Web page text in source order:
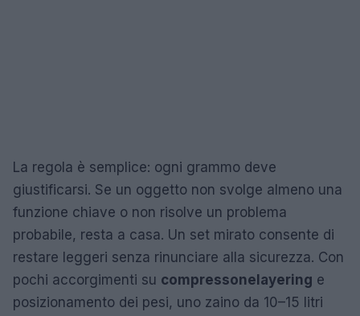
La regola è semplice: ogni grammo deve
giustificarsi. Se un oggetto non svolge almeno una
funzione chiave o non risolve un problema
probabile, resta a casa. Un set mirato consente di
restare leggeri senza rinunciare alla sicurezza. Con
pochi accorgimenti su compressone layering e
posizionamento dei pesi, uno zaino da 10–15 litri